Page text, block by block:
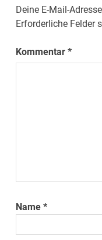
Deine E-Mail-
Erforderliche Felder
Kommentar*
Name*